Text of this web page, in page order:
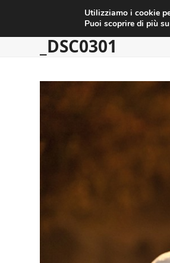
content
_DSC0301
Utilizziamo i cookie
Puoi scoprire di più